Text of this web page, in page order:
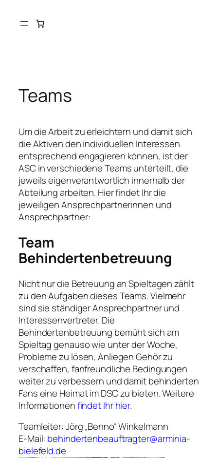
Teams
Um die Arbeit zu erleichtern und damit sich
die Aktiven den individuellen Interessen
entsprechend engagieren können, ist der
ASC in verschiedene Teams unterteilt, die
jeweils eigenverantwortlich innerhalb der
Abteilung arbeiten. Hier findet Ihr die
jeweiligen Ansprechpartnerinnen und
Ansprechpartner:
Team
Behindertenbetreuung
Nicht nur die Betreuung an Spieltagen zählt
zu den Aufgaben dieses Teams. Vielmehr
sind sie ständiger Ansprechpartner und
Interessenvertreter. Die
Behindertenbetreuung bemüht sich am
Spieltag genauso wie unter der Woche,
Probleme zu lösen, Anliegen Gehör zu
verschaffen, fanfreundliche Bedingungen
weiter zu verbessern und damit behinderten
Fans eine Heimat im DSC zu bieten. Weitere
Informationenfindet Ihr hier.
Teamleiter: Jörg „Benno“ Winkelmann
E-Mail: behindertenbeauftragter@arminia-
bielefeld.de